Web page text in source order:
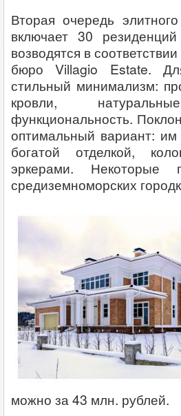
Вторая очередь
включает 30
возводятся в
бюро Villagio Estate.
стильный минимализм:
кровли,
функциональность.
оптимальный вариант:
богатой отделкой,
эркерами. Некоторые
средиземноморских
можно за 43 млн. рублей.